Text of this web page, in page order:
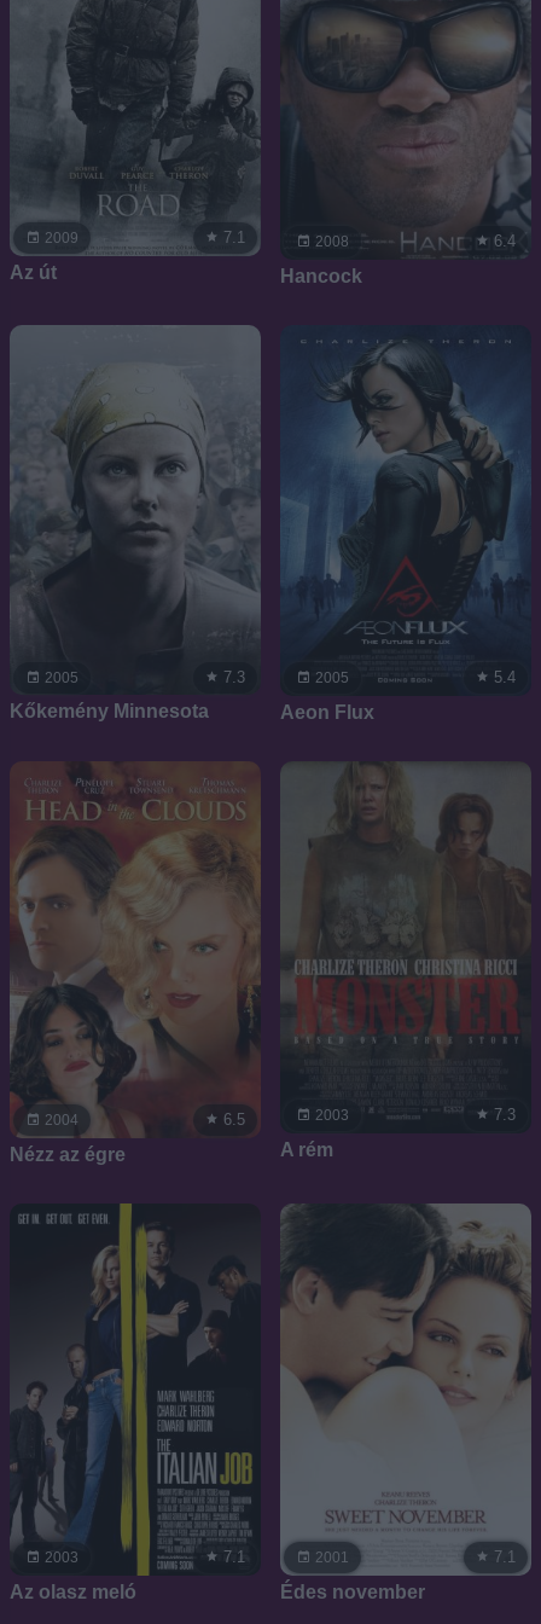
2009 7.1
Az út
2008 6.4
Hancock
2005 7.3
Kőkemény Minnesota
2005 5.4
Aeon Flux
2004 6.5
Nézz az égre
2003 7.3
A rém
2003 7.1
Az olasz meló
2001 7.1
Édes november